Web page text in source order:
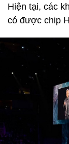
Hiện tại, các
có được chip